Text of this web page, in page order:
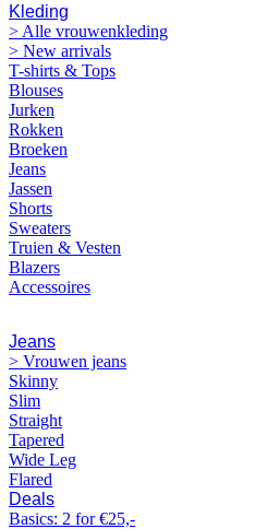
Kleding
> Alle vrouwenkleding
> New arrivals
T-shirts & Tops
Blouses
Jurken
Rokken
Broeken
Jeans
Jassen
Shorts
Sweaters
Truien & Vesten
Blazers
Accessoires
Jeans
> Vrouwen jeans
Skinny
Slim
Straight
Tapered
Wide Leg
Flared
Deals
Basics: 2 for €25,-